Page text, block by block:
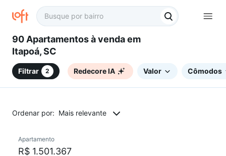
90 Apartamentos à venda em
Itapoá, SC
Filtrar 2 Redecore IA Valor Cômodos
Ordenar por: Mais relevante
Apartamento
R$ 1.501.367